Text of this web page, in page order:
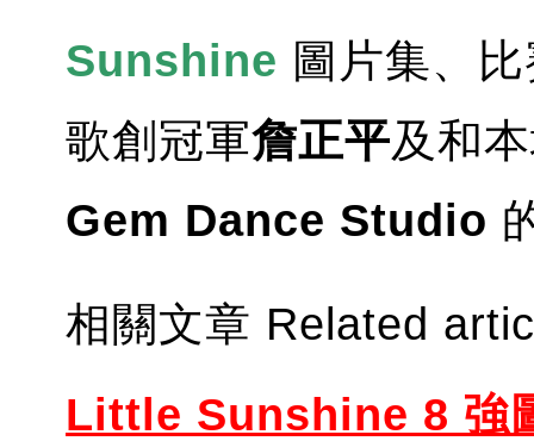
Sunshine 圖片集、
歌創冠軍詹正平及和
Gem Dance Studio
相關文章 Related
Little Sunshine 8 強